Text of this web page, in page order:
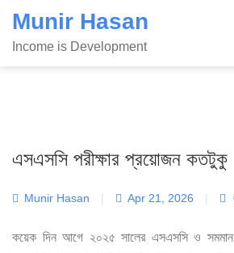
SkipMunir Hasan
Income is Development
এসএসসি পরীক্ষার প্রয়োজন কতটুকু
Munir Hasan | Apr 21, 2026 |
কয়েক দিন আগে ২০২৫ সালের এসএসসি ও সমমান